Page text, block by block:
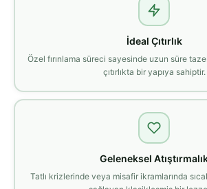
İdeal Çıtırlık
Özel fırınlama süreci sayesinde uzun süre
çıtırlıkta bir yapıya sahiptir.
Geleneksel
Tatlı krizlerinde veya misafir ikramlarında